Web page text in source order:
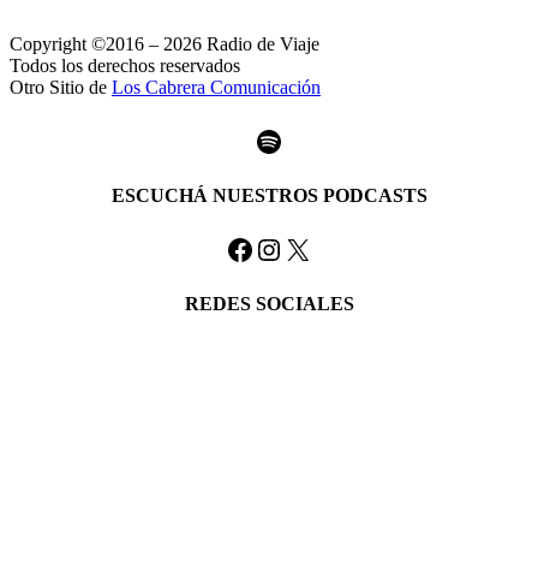
Copyright ©2016 – 2026 Radio de Viaje
Todos los derechos reservados
Otro Sitio de Los Cabrera Comunicación
Spotify
ESCUCHÁ NUESTROS PODCASTS
Facebook
Instagram
X
REDES SOCIALES